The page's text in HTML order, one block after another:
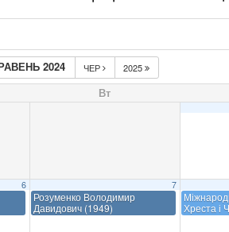
2024 ЧЕР 2025
Вт
6 7
Розуменко Володимир
Давидович (1949)
Хреста і